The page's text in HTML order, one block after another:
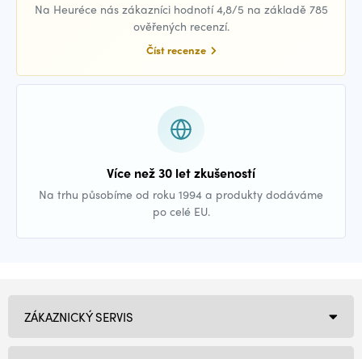
Na Heuréce nás zákazníci hodnotí 4,8/5 na základě 785
ověřených recenzí.
Číst recenze
Více než 30 let zkušeností
Na trhu působíme od roku 1994 a produkty dodáváme
po celé EU.
ZÁKAZNICKÝ SERVIS